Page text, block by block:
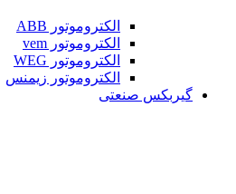
الکتروموتور ABB
الکتروموتور vem
الکتروموتور WEG
الکتروموتور زیمنس
گیربکس صنعتی